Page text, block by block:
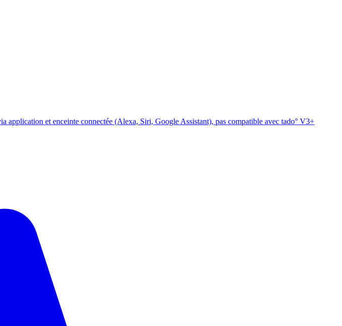
application et enceinte connectée (Alexa, Siri, Google Assistant), pas compatible avec tado° V3+